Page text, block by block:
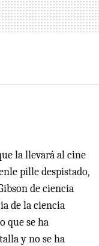
la llevará al cine
pille despistado,
de ciencia
de la ciencia
que se ha
y no se ha